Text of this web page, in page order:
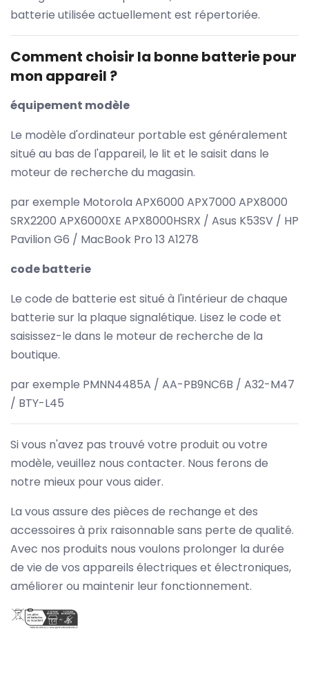
batterie utilisée actuellement est répertoriée.
Comment choisir la bonne batterie pour
mon appareil ?
équipement modèle
Le modèle d'ordinateur portable est généralement
situé au bas de l'appareil, le lit et le saisit dans le
moteur de recherche du magasin.
par exemple Motorola APX6000 APX7000 APX8000
SRX2200 APX6000XE APX8000HSRX / Asus K53SV / HP
Pavilion G6 / MacBook Pro 13 A1278
code batterie
Le code de batterie est situé à l'intérieur de chaque
batterie sur la plaque signalétique. Lisez le code et
saisissez-le dans le moteur de recherche de la
boutique.
par exemple PMNN4485A / AA-PB9NC6B / A32-M47
/ BTY-L45
Si vous n'avez pas trouvé votre produit ou votre
modèle, veuillez nous contacter. Nous ferons de
notre mieux pour vous aider.
La vous assure des pièces de rechange et des
accessoires à prix raisonnable sans perte de qualité.
Avec nos produits nous voulons prolonger la durée
de vie de vos appareils électriques et électroniques,
améliorer ou maintenir leur fonctionnement.